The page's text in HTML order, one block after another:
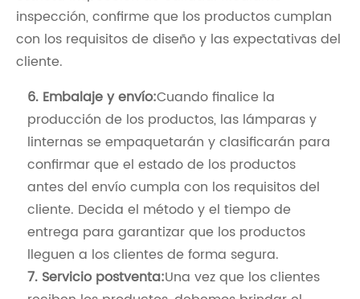
inspección, confirme que los productos cumplan
con los requisitos de diseño y las expectativas del
cliente.
6. Embalaje y envío:Cuando finalice la
producción de los productos, las lámparas y
linternas se empaquetarán y clasificarán para
confirmar que el estado de los productos
antes del envío cumpla con los requisitos del
cliente. Decida el método y el tiempo de
entrega para garantizar que los productos
lleguen a los clientes de forma segura.
7. Servicio postventa:Una vez que los clientes